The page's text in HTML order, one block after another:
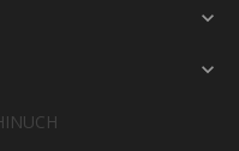
expand_more
expand_more